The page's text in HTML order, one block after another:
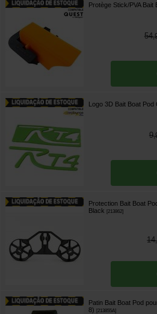
Protège Stick/PVA
54,
Logo 3D Bait Boat
9,
Protection Bait Boat
Black
213862]
14,
Patin Bait Boat Pod
8)
213855A]